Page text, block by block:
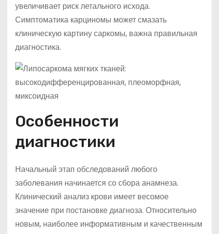
увеличивает риск летального исхода.
Симптоматика карциномы может смазать
клиническую картину саркомы, важна правильная
диагностика.
Особенности
диагностики
Начальный этап обследований любого
заболевания начинается со сбора анамнеза.
Клинический анализ крови имеет весомое
значение при постановке диагноза. Относительно
новым, наиболее информативным и качественным